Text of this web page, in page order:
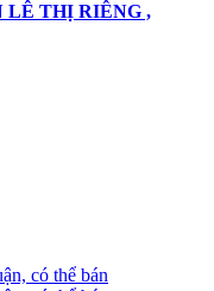
LÊ THỊ RIÊNG ,